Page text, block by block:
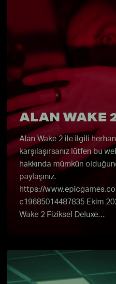
ALAN WAKE
Alan Wake 2 ile ilgili
karşılaşırsanız lütfen bu
hakkında mümkün
paylaşınız.
https://
c19685014487835 Ekim
Wake 2 Fiziksel Deluxe…